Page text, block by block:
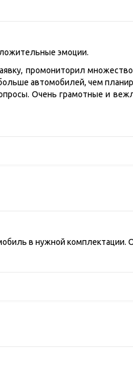
эмоции.
промониторил
автомобилей, чем
Очень грамотные и
в нужной